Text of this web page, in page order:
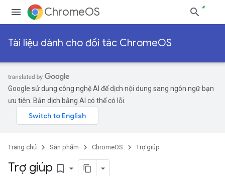
ChromeOS
Tài liệu dành cho đối tác ChromeOS
Google sử dụng công nghệ AI để dịch nội dung sang ngôn ngữ bạn
ưu tiên. Bản dịch bằng AI có thể có lỗi.
Trang chủ Sản phẩm ChromeOS Trợ giúp
Trợ giúp bookmark_border